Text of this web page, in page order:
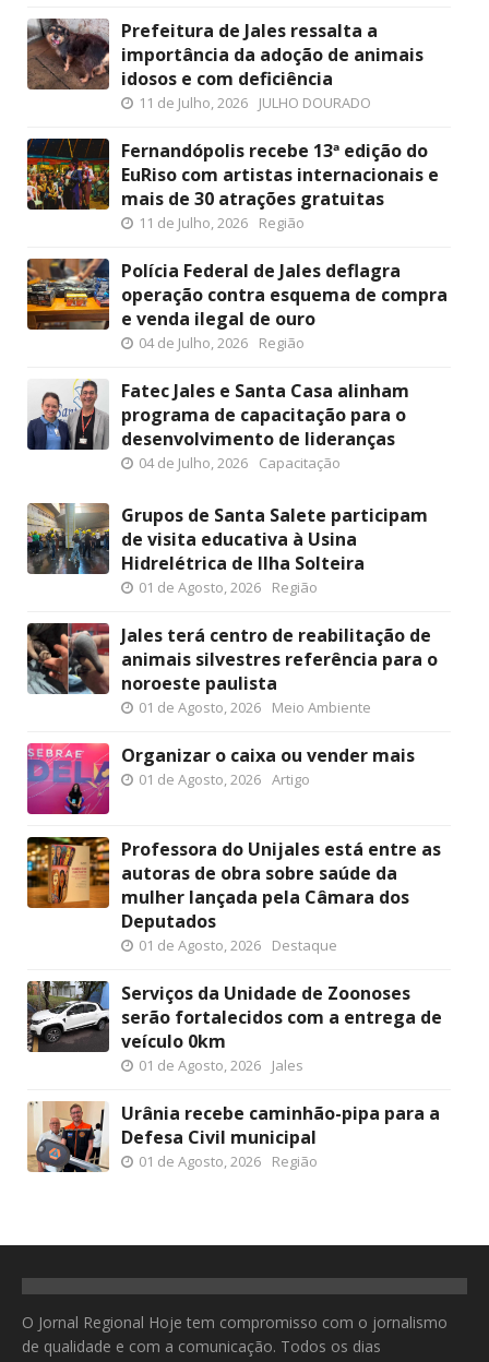
Prefeitura de Jales ressalta a
importância da adoção de animais
idosos e com deficiência
11 de Julho, 2026 JULHO DOURADO
Fernandópolis recebe 13ª edição do
EuRiso com artistas internacionais e
mais de 30 atrações gratuitas
11 de Julho, 2026 Região
Polícia Federal de Jales deflagra
operação contra esquema de compra
e venda ilegal de ouro
04 de Julho, 2026 Região
Fatec Jales e Santa Casa alinham
programa de capacitação para o
desenvolvimento de lideranças
04 de Julho, 2026 Capacitação
Grupos de Santa Salete participam
de visita educativa à Usina
Hidrelétrica de Ilha Solteira
01 de Agosto, 2026 Região
Jales terá centro de reabilitação de
animais silvestres referência para o
noroeste paulista
01 de Agosto, 2026 Meio Ambiente
Organizar o caixa ou vender mais
01 de Agosto, 2026 Artigo
Professora do Unijales está entre as
autoras de obra sobre saúde da
mulher lançada pela Câmara dos
Deputados
01 de Agosto, 2026 Destaque
Serviços da Unidade de Zoonoses
serão fortalecidos com a entrega de
veículo 0km
01 de Agosto, 2026 Jales
Urânia recebe caminhão-pipa para a
Defesa Civil municipal
01 de Agosto, 2026 Região
O Jornal Regional Hoje tem compromisso com o jornalismo
de qualidade e com a comunicação. Todos os dias